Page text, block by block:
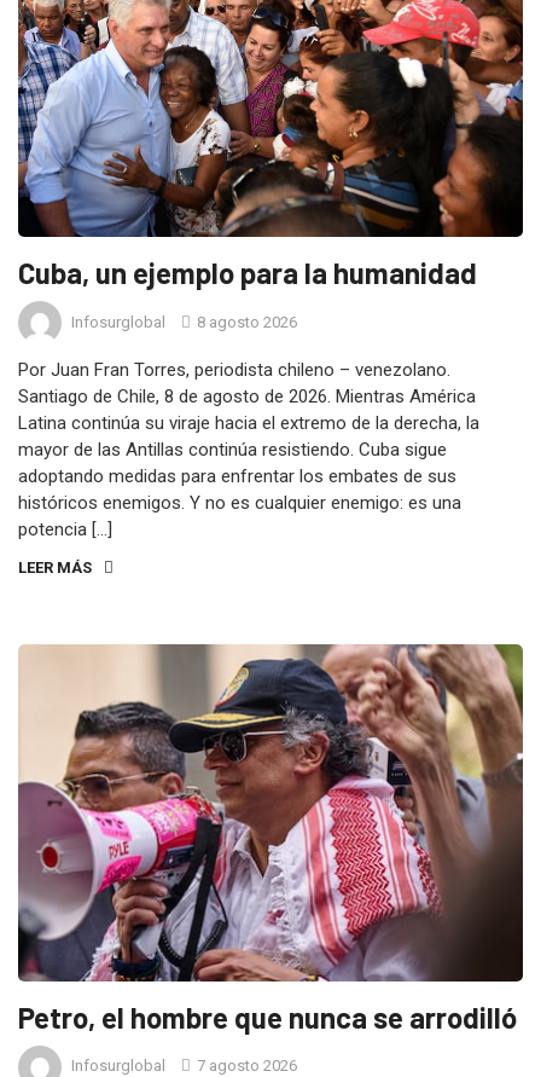
Cuba, un ejemplo para la humanidad
Infosurglobal 8 agosto 2026
Por Juan Fran Torres, periodista chileno – venezolano.
Santiago de Chile, 8 de agosto de 2026. Mientras América
Latina continúa su viraje hacia el extremo de la derecha, la
mayor de las Antillas continúa resistiendo. Cuba sigue
adoptando medidas para enfrentar los embates de sus
históricos enemigos. Y no es cualquier enemigo: es una
potencia […]
LEER MÁS
Petro, el hombre que nunca se arrodilló
Infosurglobal 7 agosto 2026